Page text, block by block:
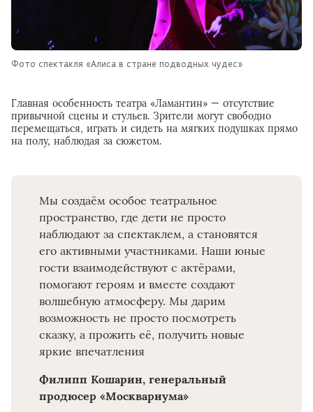
Фото спектакля «Алиса в стране подводных чудес»
Главная особенность театра «Ламантин» — отсутствие
привычной сцены и стульев. Зрители могут свободно
перемещаться, играть и сидеть на мягких подушках прямо
на полу, наблюдая за сюжетом.
Мы создаём особое театральное
пространство, где дети не просто
наблюдают за спектаклем, а становятся
его активными участниками. Наши юные
гости взаимодействуют с актёрами,
помогают героям и вместе создают
волшебную атмосферу. Мы дарим
возможность не просто посмотреть
сказку, а прожить её, получить новые
яркие впечатления
Филипп Кошарин, генеральный
продюсер «Москвариума»